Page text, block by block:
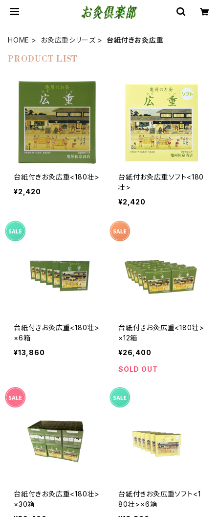
HOME お灸広重シリーズ 台紙付きお灸広重
PRODUCT LIST
台紙付きお灸広重<180壮>
¥2,420
台紙付お灸広重ソフト<180
壮>
¥2,420
台紙付きお灸広重<180壮>
×6箱
¥13,860
台紙付きお灸広重<180壮>
×12箱
¥26,400
SOLD OUT
台紙付きお灸広重<180壮>
×30箱
台紙付きお灸広重ソフト<1
80壮>×6箱